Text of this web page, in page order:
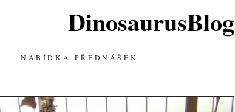
DinosaurusBlog
NABÍDKA PŘEDNÁŠEK